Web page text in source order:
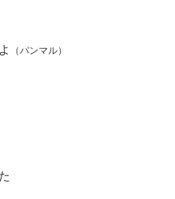
（パンマル）